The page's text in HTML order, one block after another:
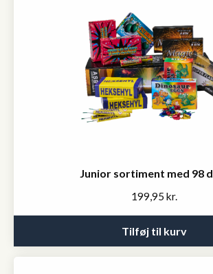
Junior sortiment med 98
199,95 kr.
Tilføj til kurv